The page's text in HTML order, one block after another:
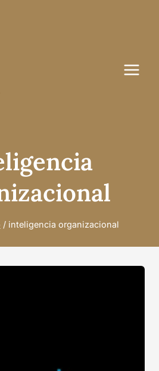
/ inteligencia organizacional